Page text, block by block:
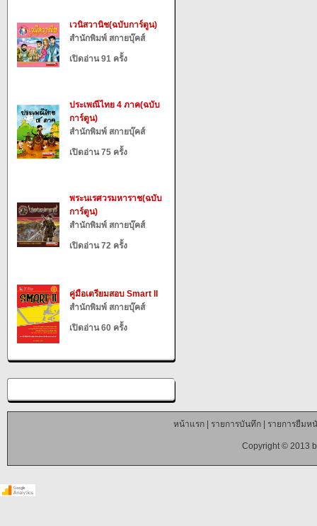
เวนิสวานิช(ฉบับการ์ตูน)
สำนักพิมพ์ สกายบุ๊คส์
เปิดอ่าน 91 ครั้ง
ประเพณีไทย 4 ภาค(ฉบับ
การ์ตูน)
สำนักพิมพ์ สกายบุ๊คส์
เปิดอ่าน 75 ครั้ง
พระนเรศวรมหาราช(ฉบับ
การ์ตูน)
สำนักพิมพ์ สกายบุ๊คส์
เปิดอ่าน 72 ครั้ง
คู่มือเตรียมสอบ Smart II
สำนักพิมพ์ สกายบุ๊คส์
เปิดอ่าน 60 ครั้ง
หน้าแรก| รายการบันทึก| รายการยืมห
Copyright © 2013